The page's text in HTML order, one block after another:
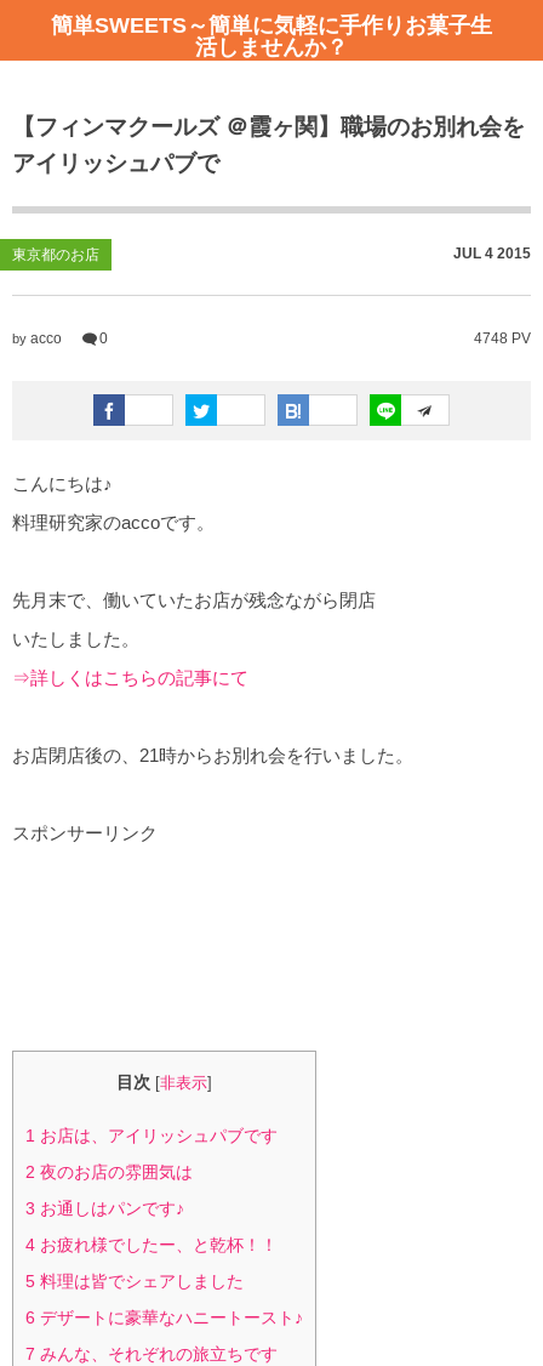
簡単SWEETS～簡単に気軽に手作りお菓子生
活しませんか？
【フィンマクールズ ＠霞ヶ関】職場のお別れ会を
アイリッシュパブで
東京都のお店 JUL 4 2015
by acco 0 4748 PV
こんにちは♪
料理研究家のaccoです。
先月末で、働いていたお店が残念ながら閉店
いたしました。
⇒詳しくはこちらの記事にて
お店閉店後の、21時からお別れ会を行いました。
スポンサーリンク
目次 [非表示]
1 お店は、アイリッシュパブです
2 夜のお店の雰囲気は
3 お通しはパンです♪
4 お疲れ様でしたー、と乾杯！！
5 料理は皆でシェアしました
6 デザートに豪華なハニートースト♪
7 みんな、それぞれの旅立ちです
ご予約はこちらから
不安解消Q＆A
簡単SWEETSレシピ